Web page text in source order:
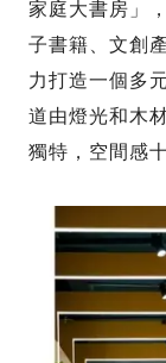
家庭大書房」
子書籍、文創
力打造一個多
道由燈光和木
獨特，空間感